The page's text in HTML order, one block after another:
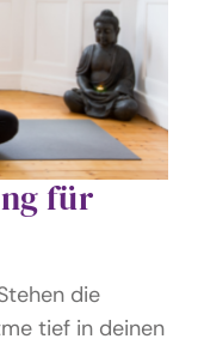
für
die
tief in deinen